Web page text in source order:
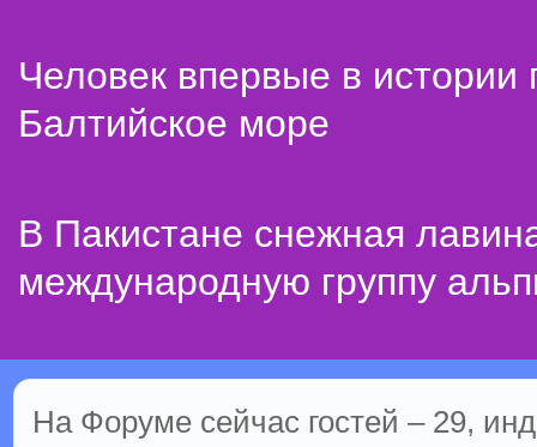
Человек впервые в истории
Балтийское море
В Пакистане снежная
международную группу
На Форуме сейчас гостей – 29,